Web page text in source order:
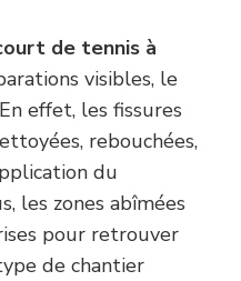
de tennis à
visibles, le
effet, les fissures
rebouchées,
du
les zones abîmées
pour retrouver
de chantier